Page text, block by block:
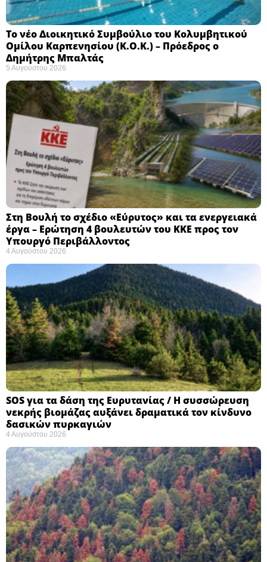
Το νέο Διοικητικό Συμβούλιο του Κολυμβητικού
Ομίλου Καρπενησίου (Κ.Ο.Κ.) – Πρόεδρος ο
Δημήτρης Μπαλτάς
5 Αυγούστου 2026
Στη Βουλή το σχέδιο «Εύρυτος» και τα ενεργειακά
έργα – Ερώτηση 4 βουλευτών του ΚΚΕ προς τον
Υπουργό Περιβάλλοντος
4 Αυγούστου 2026
SOS για τα δάση της Ευρυτανίας / Η συσσώρευση
νεκρής βιομάζας αυξάνει δραματικά τον κίνδυνο
δασικών πυρκαγιών
4 Αυγούστου 2026